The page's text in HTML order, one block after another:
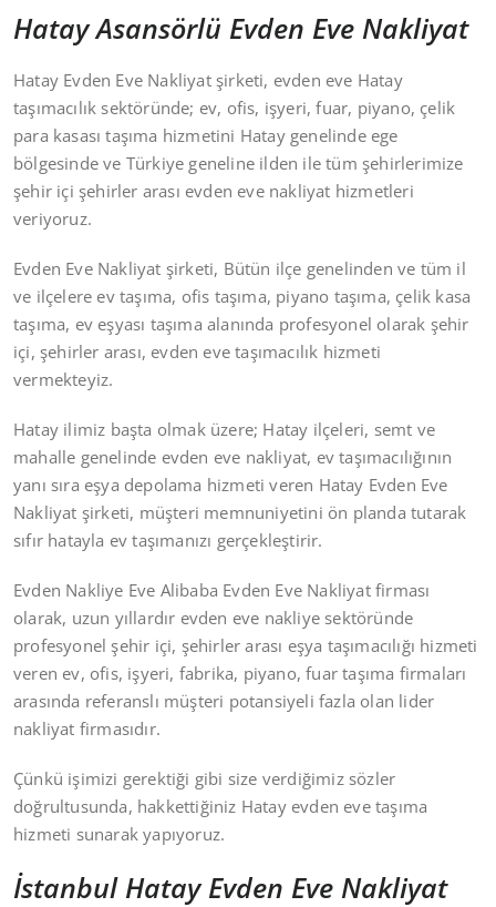
Hatay Asansörlü Evden Eve Nakliyat
Hatay Evden Eve Nakliyat şirketi, evden eve Hatay
taşımacılık sektöründe; ev, ofis, işyeri, fuar, piyano, çelik
para kasası taşıma hizmetini Hatay genelinde ege
bölgesinde ve Türkiye geneline ilden ile tüm şehirlerimize
şehir içi şehirler arası evden eve nakliyat hizmetleri
veriyoruz.
Evden Eve Nakliyat şirketi, Bütün ilçe genelinden ve tüm il
ve ilçelere ev taşıma, ofis taşıma, piyano taşıma, çelik kasa
taşıma, ev eşyası taşıma alanında profesyonel olarak şehir
içi, şehirler arası, evden eve taşımacılık hizmeti
vermekteyiz.
Hatay ilimiz başta olmak üzere; Hatay ilçeleri, semt ve
mahalle genelinde evden eve nakliyat, ev taşımacılığının
yanı sıra eşya depolama hizmeti veren Hatay Evden Eve
Nakliyat şirketi, müşteri memnuniyetini ön planda tutarak
sıfır hatayla ev taşımanızı gerçekleştirir.
Evden Nakliye Eve Alibaba Evden Eve Nakliyat firması
olarak, uzun yıllardır evden eve nakliye sektöründe
profesyonel şehir içi, şehirler arası eşya taşımacılığı hizmeti
veren ev, ofis, işyeri, fabrika, piyano, fuar taşıma firmaları
arasında referanslı müşteri potansiyeli fazla olan lider
nakliyat firmasıdır.
Çünkü işimizi gerektiği gibi size verdiğimiz sözler
doğrultusunda, hakkettiğiniz Hatay evden eve taşıma
hizmeti sunarak yapıyoruz.
İstanbul Hatay Evden Eve Nakliyat